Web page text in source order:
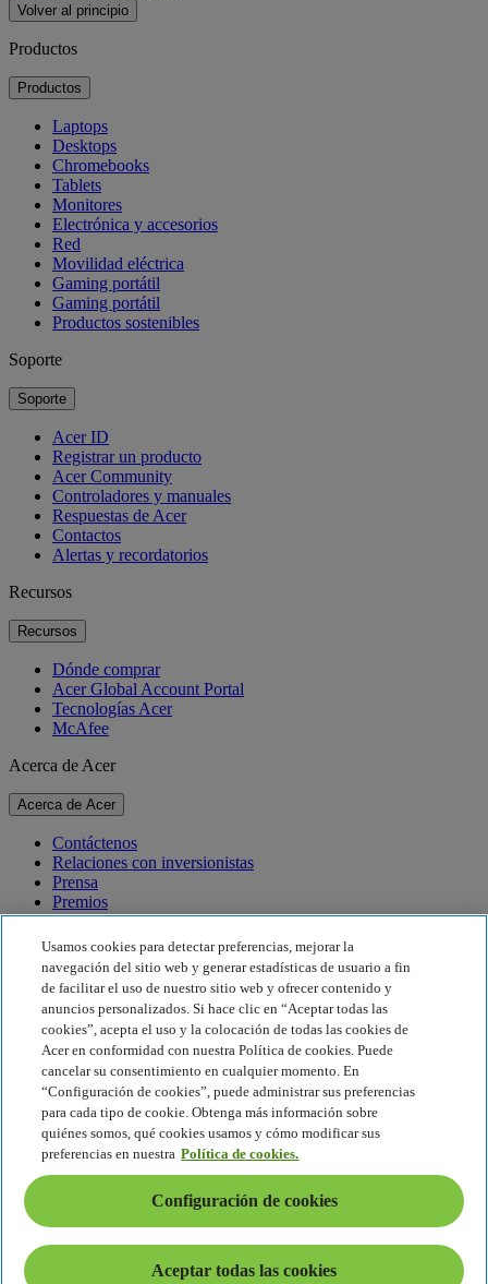
Volver al principio
Productos
Productos
Laptops
Desktops
Chromebooks
Tablets
Monitores
Electrónica y accesorios
Red
Movilidad eléctrica
Gaming portátil
Gaming portátil
Productos sostenibles
Soporte
Soporte
Acer ID
Registrar un producto
Acer Community
Controladores y manuales
Respuestas de Acer
Contactos
Alertas y recordatorios
Recursos
Recursos
Dónde comprar
Acer Global Account Portal
Tecnologías Acer
McAfee
Acerca de Acer
Acerca de Acer
Contáctenos
Relaciones con inversionistas
Prensa
Premios
Eventos
Sostenibilidad
Sostenibilidad
Responsabilidad social corporativa
Huella de carbono del producto
Proyecto Humanity
Earthion
Política de privacidad
Política de cookies
Aviso legal
Información legal adicional
Política de accesibilidad
Configuración de cookies
América Latina - Español
Usamos cookies para detectar preferencias, mejorar la
navegación del sitio web y generar estadísticas de usuario a fin
de facilitar el uso de nuestro sitio web y ofrecer contenido y
anuncios personalizados. Si hace clic en “Aceptar todas las
cookies”, acepta el uso y la colocación de todas las cookies de
Acer en conformidad con nuestra Política de cookies. Puede
cancelar su consentimiento en cualquier momento. En
“Configuración de cookies”, puede administrar sus preferencias
para cada tipo de cookie. Obtenga más información sobre
quiénes somos, qué cookies usamos y cómo modificar sus
preferencias en nuestra Política de cookies.
Configuración de cookies
Aceptar todas las cookies